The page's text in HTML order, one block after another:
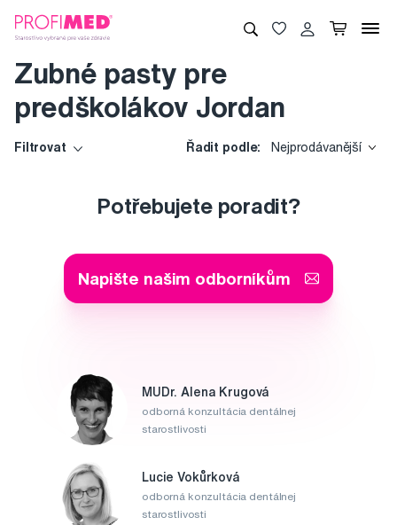
Zubné pasty pre
predškolákov Jordan
Filtrovat Řadit podle: Nejprodávanější
Potřebujete poradit?
Napište našim odborníkům
MUDr. Alena Krugová
odborná konzultácia dentálnej
starostlivosti
Lucie Vokůrková
odborná konzultácia dentálnej
starostlivosti